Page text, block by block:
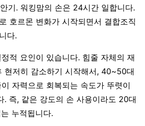
기. 워킹맘의 손은 24시간 일합니다.
호르몬 변화가 시작되면서 결합조직
다.
적 요인이 있습니다. 힘줄 자체의 재
현저히 감소하기 시작해서, 40~50대
자력으로 회복되는 속도가 뚜렷이
. 즉, 같은 강도의 손 사용이라도 20대
누적됩니다.